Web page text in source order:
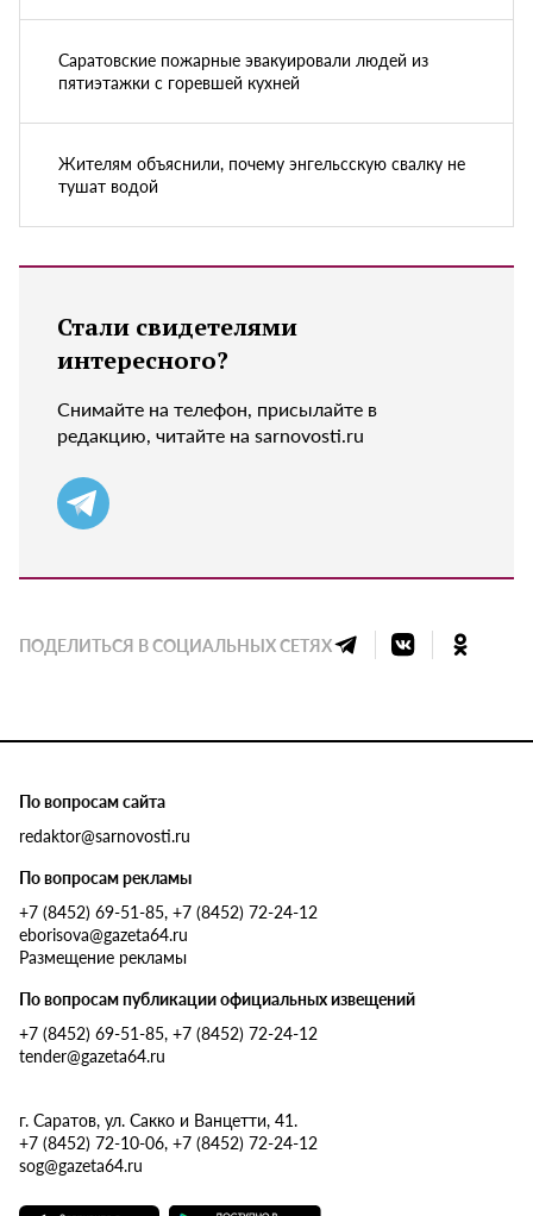
Саратовские пожарные эвакуировали людей из
пятиэтажки с горевшей кухней
Жителям объяснили, почему энгельсскую свалку не
тушат водой
Стали свидетелями
интересного?
Снимайте на телефон, присылайте в
редакцию, читайте на sarnovosti.ru
ПОДЕЛИТЬСЯ В СОЦИАЛЬНЫХ СЕТЯХ
По вопросам сайта
redaktor@sarnovosti.ru
По вопросам рекламы
+7 (8452) 69-51-85, +7 (8452) 72-24-12
eborisova@gazeta64.ru
Размещение рекламы
По вопросам публикации официальных извещений
+7 (8452) 69-51-85, +7 (8452) 72-24-12
tender@gazeta64.ru
г. Саратов, ул. Сакко и Ванцетти, 41.
+7 (8452) 72-10-06, +7 (8452) 72-24-12
sog@gazeta64.ru